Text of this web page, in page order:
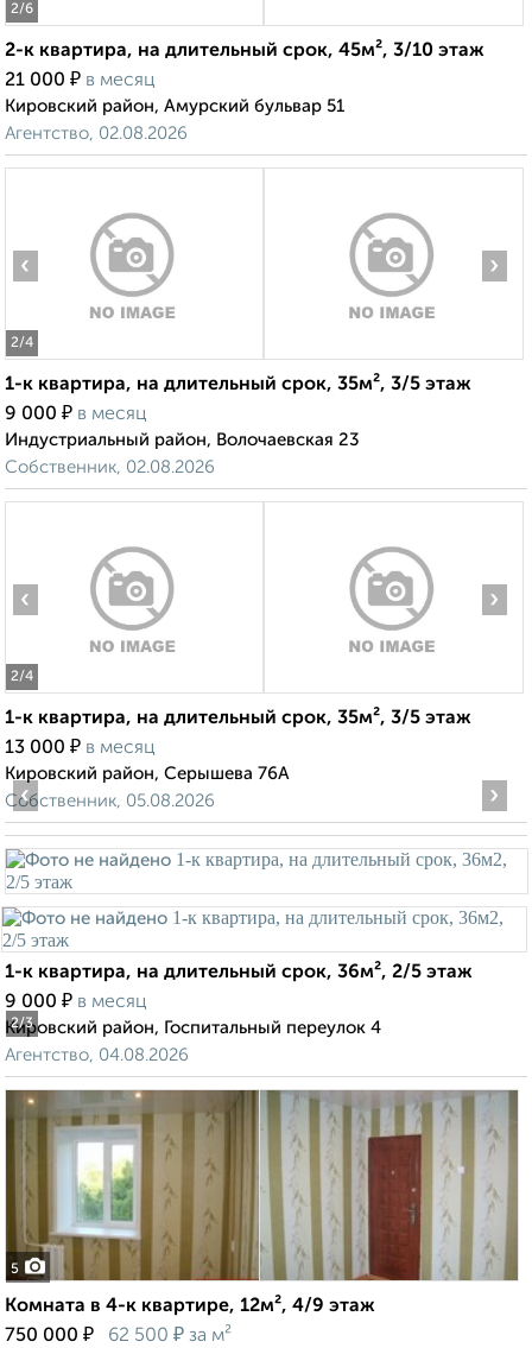
2/6
2-к квартира, на длительный срок, 45м², 3/10 этаж
21 000 ₽ в месяц
Кировский район, Амурский бульвар 51
Агентство, 02.08.2026
2/4
‹ ›
1-к квартира, на длительный срок, 35м², 3/5 этаж
9 000 ₽ в месяц
Индустриальный район, Волочаевская 23
Собственник, 02.08.2026
2/4
‹ ›
1-к квартира, на длительный срок, 35м², 3/5 этаж
13 000 ₽ в месяц
Кировский район, Серышева 76А
Собственник, 05.08.2026
2/3
‹ ›
1-к квартира, на длительный срок, 36м², 2/5 этаж
9 000 ₽ в месяц
Кировский район, Госпитальный переулок 4
Агентство, 04.08.2026
5
Комната в 4-к квартире, 12м², 4/9 этаж
750 000 ₽ 62 500 ₽ за м²